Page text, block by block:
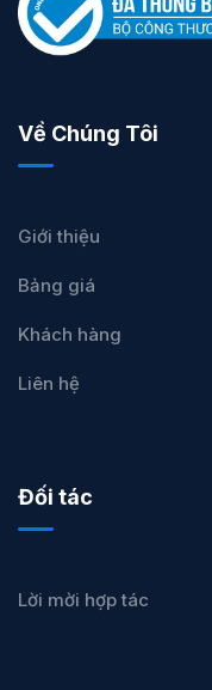
Về Chúng Tôi
Giới thiệu
Bảng giá
Khách hàng
Liên hệ
Đối tác
Lời mời hợp tác